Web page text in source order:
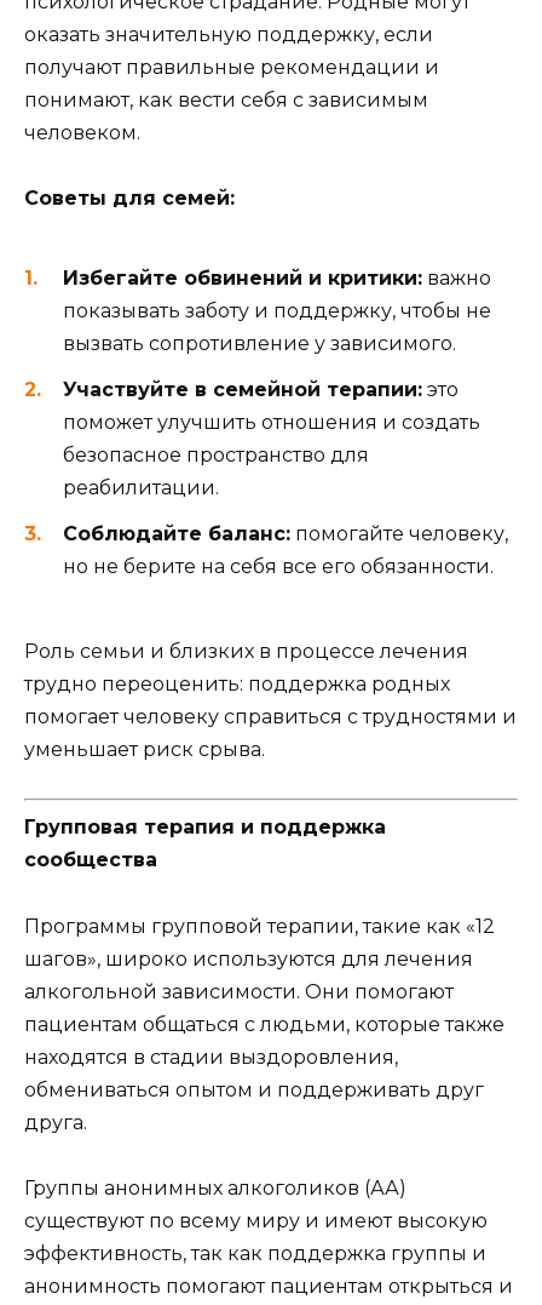
оказать значительную поддержку, если
получают правильные рекомендации и
понимают, как вести себя с зависимым
человеком.
Советы для семей:
Избегайте обвинений и критики: важно
показывать заботу и поддержку, чтобы не
вызвать сопротивление у зависимого.
Участвуйте в семейной терапии: это
поможет улучшить отношения и создать
безопасное пространство для
реабилитации.
Соблюдайте баланс: помогайте человеку,
но не берите на себя все его обязанности.
Роль семьи и близких в процессе лечения
трудно переоценить: поддержка родных
помогает человеку справиться с трудностями и
уменьшает риск срыва.
Групповая терапия и поддержка
сообщества
Программы групповой терапии, такие как «12
шагов», широко используются для лечения
алкогольной зависимости. Они помогают
пациентам общаться с людьми, которые также
находятся в стадии выздоровления,
обмениваться опытом и поддерживать друг
друга.
Группы анонимных алкоголиков (АА)
существуют по всему миру и имеют высокую
эффективность, так как поддержка группы и
анонимность помогают пациентам открыться и